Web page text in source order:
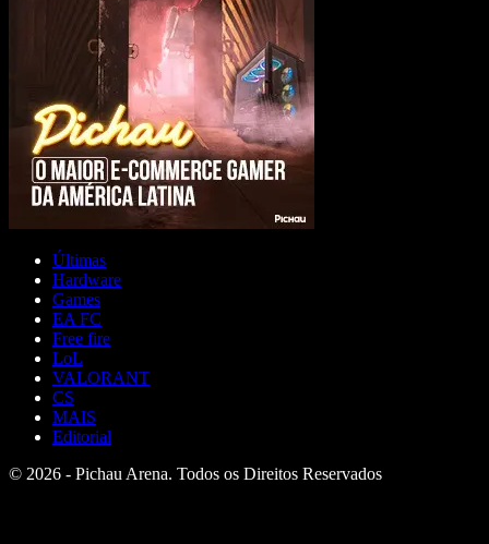
Últimas
Hardware
Games
EA FC
Free fire
LoL
VALORANT
CS
MAIS
Editorial
© 2026 - Pichau Arena. Todos os Direitos Reservados